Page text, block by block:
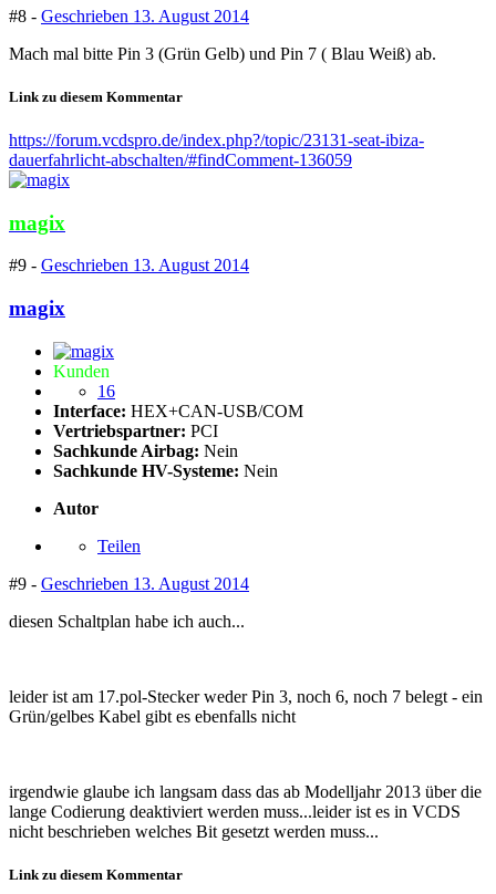
#8 - Geschrieben 13. August 2014
Mach mal bitte Pin 3 (Grün Gelb) und Pin 7 ( Blau Weiß) ab.
Link zu diesem Kommentar
https://forum.vcdspro.de/index.php?/topic/23131-seat-ibiza-
dauerfahrlicht-abschalten/#findComment-136059
magix
#9 - Geschrieben 13. August 2014
magix
Kunden
16
Interface: HEX+CAN-USB/COM
Vertriebspartner: PCI
Sachkunde Airbag: Nein
Sachkunde HV-Systeme: Nein
Autor
Teilen
#9 - Geschrieben 13. August 2014
diesen Schaltplan habe ich auch...
leider ist am 17.pol-Stecker weder Pin 3, noch 6, noch 7 belegt - ein
Grün/gelbes Kabel gibt es ebenfalls nicht
irgendwie glaube ich langsam dass das ab Modelljahr 2013 über die
lange Codierung deaktiviert werden muss...leider ist es in VCDS
nicht beschrieben welches Bit gesetzt werden muss...
Link zu diesem Kommentar